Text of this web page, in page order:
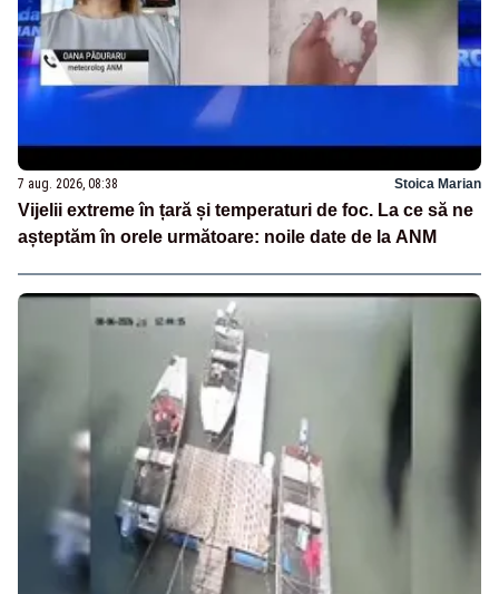
7 aug. 2026, 08:38 Stoica Marian
Vijelii extreme în țară și temperaturi de foc. La ce să ne
așteptăm în orele următoare: noile date de la ANM